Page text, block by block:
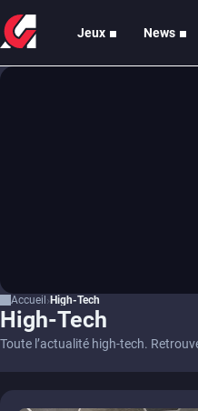
Jeux News
Accueil High-Tech
High-Tech
Toute l’actualité high-tech.